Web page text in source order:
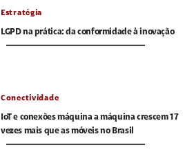
Estratégia
LGPD na prática: da conformidade à inovação
Conectividade
IoT e conexões máquina a máquina crescem 17
vezes mais que as móveis no Brasil